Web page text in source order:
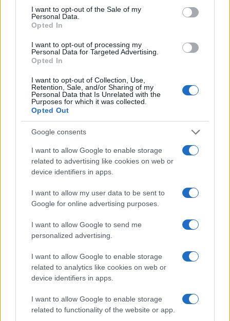
I want to opt-out of the Sale of my
Personal Data.
Opted In
I want to opt-out of processing my
Personal Data for Targeted Advertising.
Opted In
I want to opt-out of Collection, Use,
Retention, Sale, and/or Sharing of my
Personal Data that Is Unrelated with the
Purposes for which it was collected.
Opted Out
Google consents
I want to allow Google to enable storage
related to advertising like cookies on web or
device identifiers in apps.
I want to allow my user data to be sent to
Google for online advertising purposes.
I want to allow Google to send me
personalized advertising.
I want to allow Google to enable storage
related to analytics like cookies on web or
device identifiers in apps.
I want to allow Google to enable storage
related to functionality of the website or app.
gli Stati Uniti, le capacità difensive dell’Europa, in
modo da aiutare gli Stati Uniti a gestire il dilemma
russo-cinese”.
minaccia. Della quale, la conquista
manu militari
di Kiev sarà incancellabile testimonianza ed i
rifugiati vivente dimostrazione. Già Fukuyama
spiega che Putin mira a “tutto l’ex Patto di
Varsavia” (mentre Kaplan parla solo di “Stati
baltici”) ed aggiunge come l’argomento sia
destinato ad avere successo pure in Svezia e
funzioni persino con la Turchia, ancorché in
termini dubitativi. Il problema, semmai, sono gli
Stati dell’Europa occidentale. Fukuyama segna a
dito “Le Pen e Zemmour in Francia, o Salvini in
Fukuyama segna a dito pure Trump e così pure
Foreign Affairs: “L’elezione di Donald Trump o di un